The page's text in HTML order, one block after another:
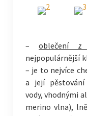
–oblečení z
nejpopulárnější
– je to nejvíce
a její pěstování
vody, vhodnými
merino vlna),